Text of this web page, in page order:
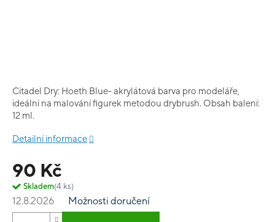
90 Kč
Skladem(4 ks)
12.8.2026 Možnosti doručení
Citadel Dry: Hoeth Blue- akrylátová barva pro modeláře,
ideální na malování figurek metodou drybrush. Obsah balení:
12 ml.
Detailní informace